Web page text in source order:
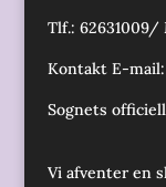
Tlf.: 62631009/
Kontakt E-mail:
Sognets
Vi afventer en